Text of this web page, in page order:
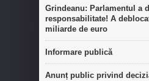
Grindeanu: Parlamentul a
responsabilitate! A
miliarde de euro
Informare publică
Anunț public privind